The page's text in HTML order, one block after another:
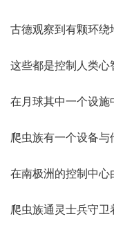
古德观察到有颗环绕
这些都是控制人类心
在月球其中一个设施
爬虫族有一个设备与
在南极洲的控制中心
爬虫族通灵士兵守卫